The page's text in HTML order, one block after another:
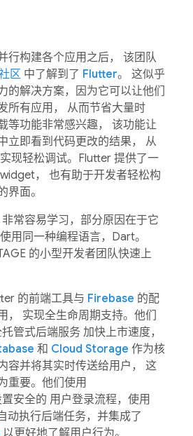
行构建各个应用之后， 该团队
区 中了解到了 Flutter。 这似乎
的解决方案，因为它可以让他们
所有应用， 从而节省大量时
等功能非常感兴趣， 该功能让
立即看到代码更改的结果， 从
现轻松调试。Flutter 提供了一
， 也有助于开发者轻松构
界面。
常容易学习，部分原因在于它
用同一种编程语言，Dart。
的小型开发者团队快速上
的前端工具与 Firebase 的配
， 实现全生命周期支持。他们
管式后端服务 加快上市速度，
和 Cloud Storage 作为核
容并将其实时传送给用户， 这
重要。他们使用
安全的 用户登录流程，使用
动执行后端任务，并集成了